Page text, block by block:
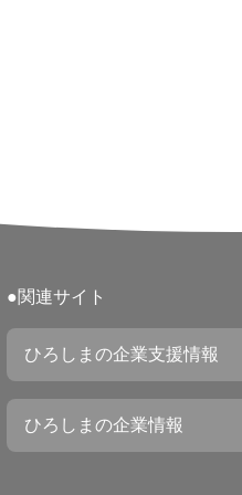
●関連サイト
ひろしまの企業支援情報
ひろしまの企業情報